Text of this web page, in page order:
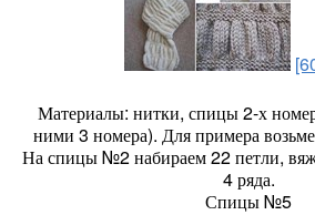
Материалы: нитки, спицы 2-х
ними 3 номера). Для примера
На спицы №2 набираем 22 петли,
4 ряда.
Спицы №5